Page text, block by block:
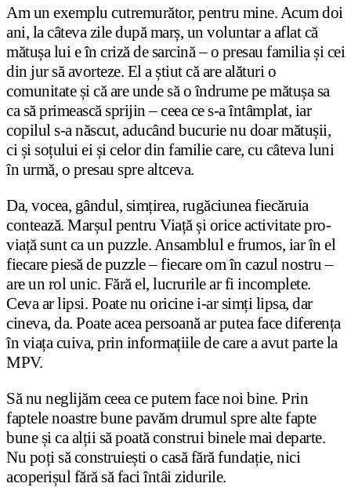
Am un exemplu cutremurător, pentru mine. Acum doi
ani, la câteva zile după marș, un voluntar a aflat că
mătușa lui e în criză de sarcină – o presau familia și cei
din jur să avorteze. El a știut că are alături o
comunitate și că are unde să o îndrume pe mătușa sa
ca să primească sprijin – ceea ce s-a întâmplat, iar
copilul s-a născut, aducând bucurie nu doar mătușii,
ci și soțului ei și celor din familie care, cu câteva luni
în urmă, o presau spre altceva.
Da, vocea, gândul, simțirea, rugăciunea fiecăruia
contează. Marșul pentru Viață și orice activitate pro-
viață sunt ca un puzzle. Ansamblul e frumos, iar în el
fiecare piesă de puzzle – fiecare om în cazul nostru –
are un rol unic. Fără el, lucrurile ar fi incomplete.
Ceva ar lipsi. Poate nu oricine i-ar simți lipsa, dar
cineva, da. Poate acea persoană ar putea face diferența
în viața cuiva, prin informațiile de care a avut parte la
MPV.
Să nu neglijăm ceea ce putem face noi bine. Prin
faptele noastre bune pavăm drumul spre alte fapte
bune și ca alții să poată construi binele mai departe.
Nu poți să construiești o casă fără fundație, nici
acoperișul fără să faci întâi zidurile.